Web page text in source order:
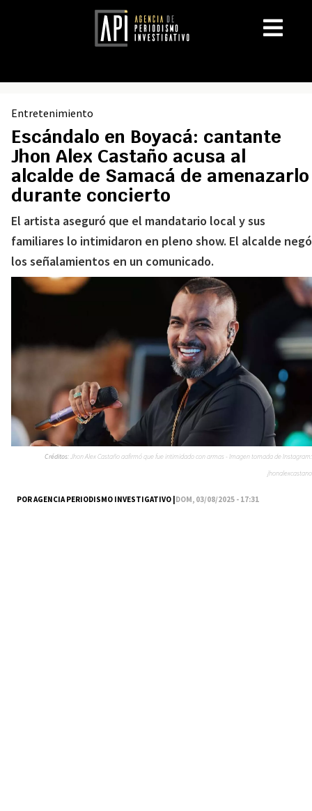
Entretenimiento
Escándalo en Boyacá: cantante
Jhon Alex Castaño acusa al
alcalde de Samacá de amenazarlo
durante concierto
El artista aseguró que el mandatario local y sus
familiares lo intimidaron en pleno show. El alcalde negó
los señalamientos en un comunicado.
POR AGENCIA PERIODISMO INVESTIGATIVO |DOM, 03/08/2025 - 17:31
Créditos:Jhon Alex Castaño aafirmó que fue intimidado con armas - Imagen tomada de Instagram:
jhonalexcastano